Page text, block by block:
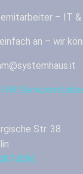
– IT
an – wir
IHR
Str. 38